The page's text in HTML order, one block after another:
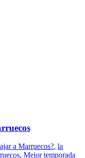
a Marruecos?, la
, Mejor temporada